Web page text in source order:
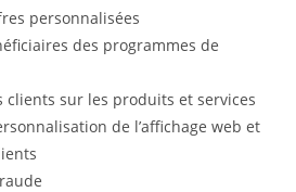
personnalisées
des programmes de
clients sur les produits et services
de l’affichage web et